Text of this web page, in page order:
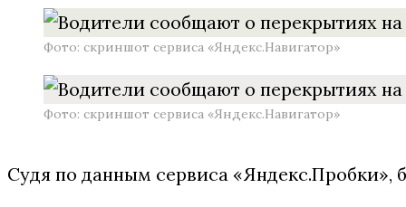
Фото: скриншот сервиса «Яндекс.Навигатор»
Фото: скриншот сервиса «Яндекс.Навигатор»
Судя по данным сервиса